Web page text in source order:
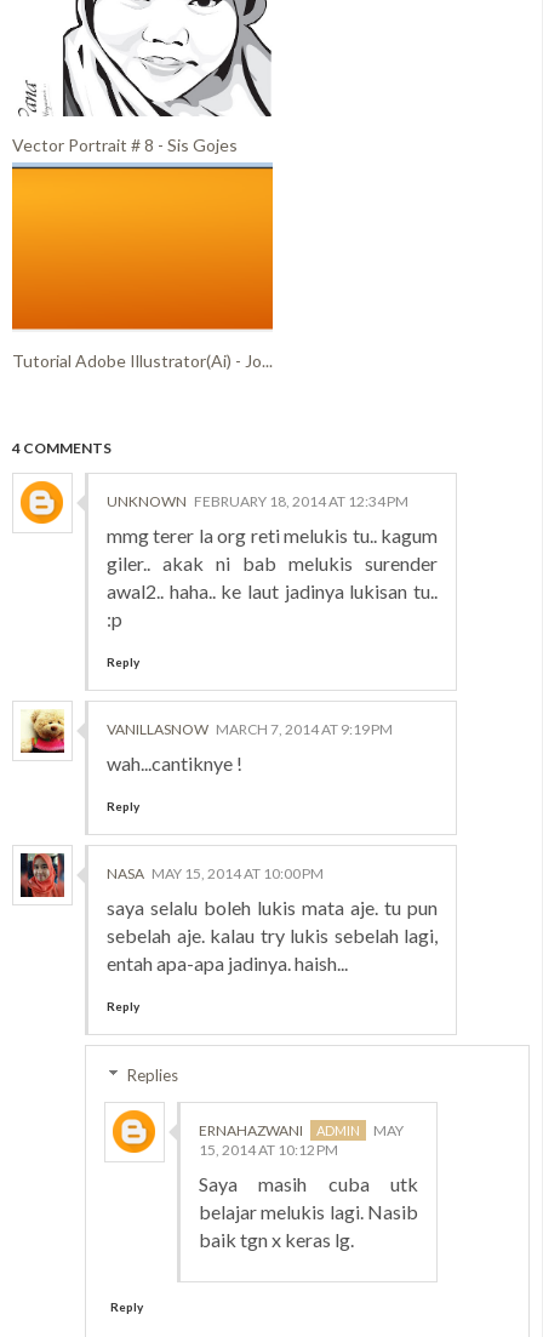
Vector Portrait # 8 - Sis Gojes
Tutorial Adobe Illustrator(Ai) - Jo...
4 COMMENTS
UNKNOWN FEBRUARY 18, 2014 AT 12:34 PM
mmg terer la org reti melukis tu.. kagum
giler.. akak ni bab melukis surender
awal2.. haha.. ke laut jadinya lukisan tu..
:p
Reply
VANILLASNOW MARCH 7, 2014 AT 9:19 PM
wah...cantiknye !
Reply
NASA MAY 15, 2014 AT 10:00 PM
saya selalu boleh lukis mata aje. tu pun
sebelah aje. kalau try lukis sebelah lagi,
entah apa-apa jadinya. haish...
Reply
Replies
ERNAHAZWANI
MAY
15, 2014 AT 10:12 PM
Saya masih cuba utk
belajar melukis lagi. Nasib
baik tgn x keras lg.
Reply